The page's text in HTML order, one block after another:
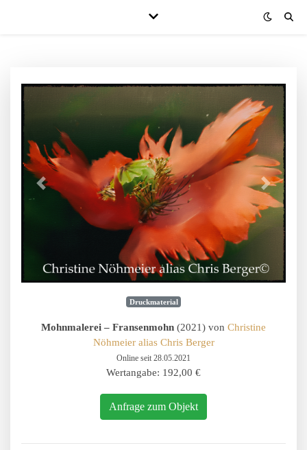
Druckmaterial
Mohnmalerei – Fransenmohn (2021) von Christine
Nöhmeier alias Chris Berger
Online seit 28.05.2021
Wertangabe: 192,00 €
Anfrage zum Objekt